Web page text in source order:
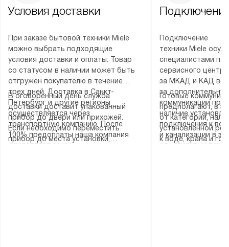
Условия доставки
При заказе бытовой техники Miele
можно выбрать подходящие
условия доставки и оплаты. Товар
со статусом в наличии может быть
отгружен покупателю в течение
трех дней. Доставка в Санкт-
Петербург и другие регионы
осуществляется через
транспортную компанию. После
100% предоплаты наша компания
доставляет заказ
В оговоренный день служба
доставки доставит упакованный
прибор до двери или прихожей.
Если необходимо переместить
прибор до места установки,
Подключение
техники Miele
специалистами
сервисного
за МКАД и КАД
за
коммуникации
наличие
подключения к
и канализации в
от категории
Готовые
предполагают, в
от категории,
установленной
к воде, крана и